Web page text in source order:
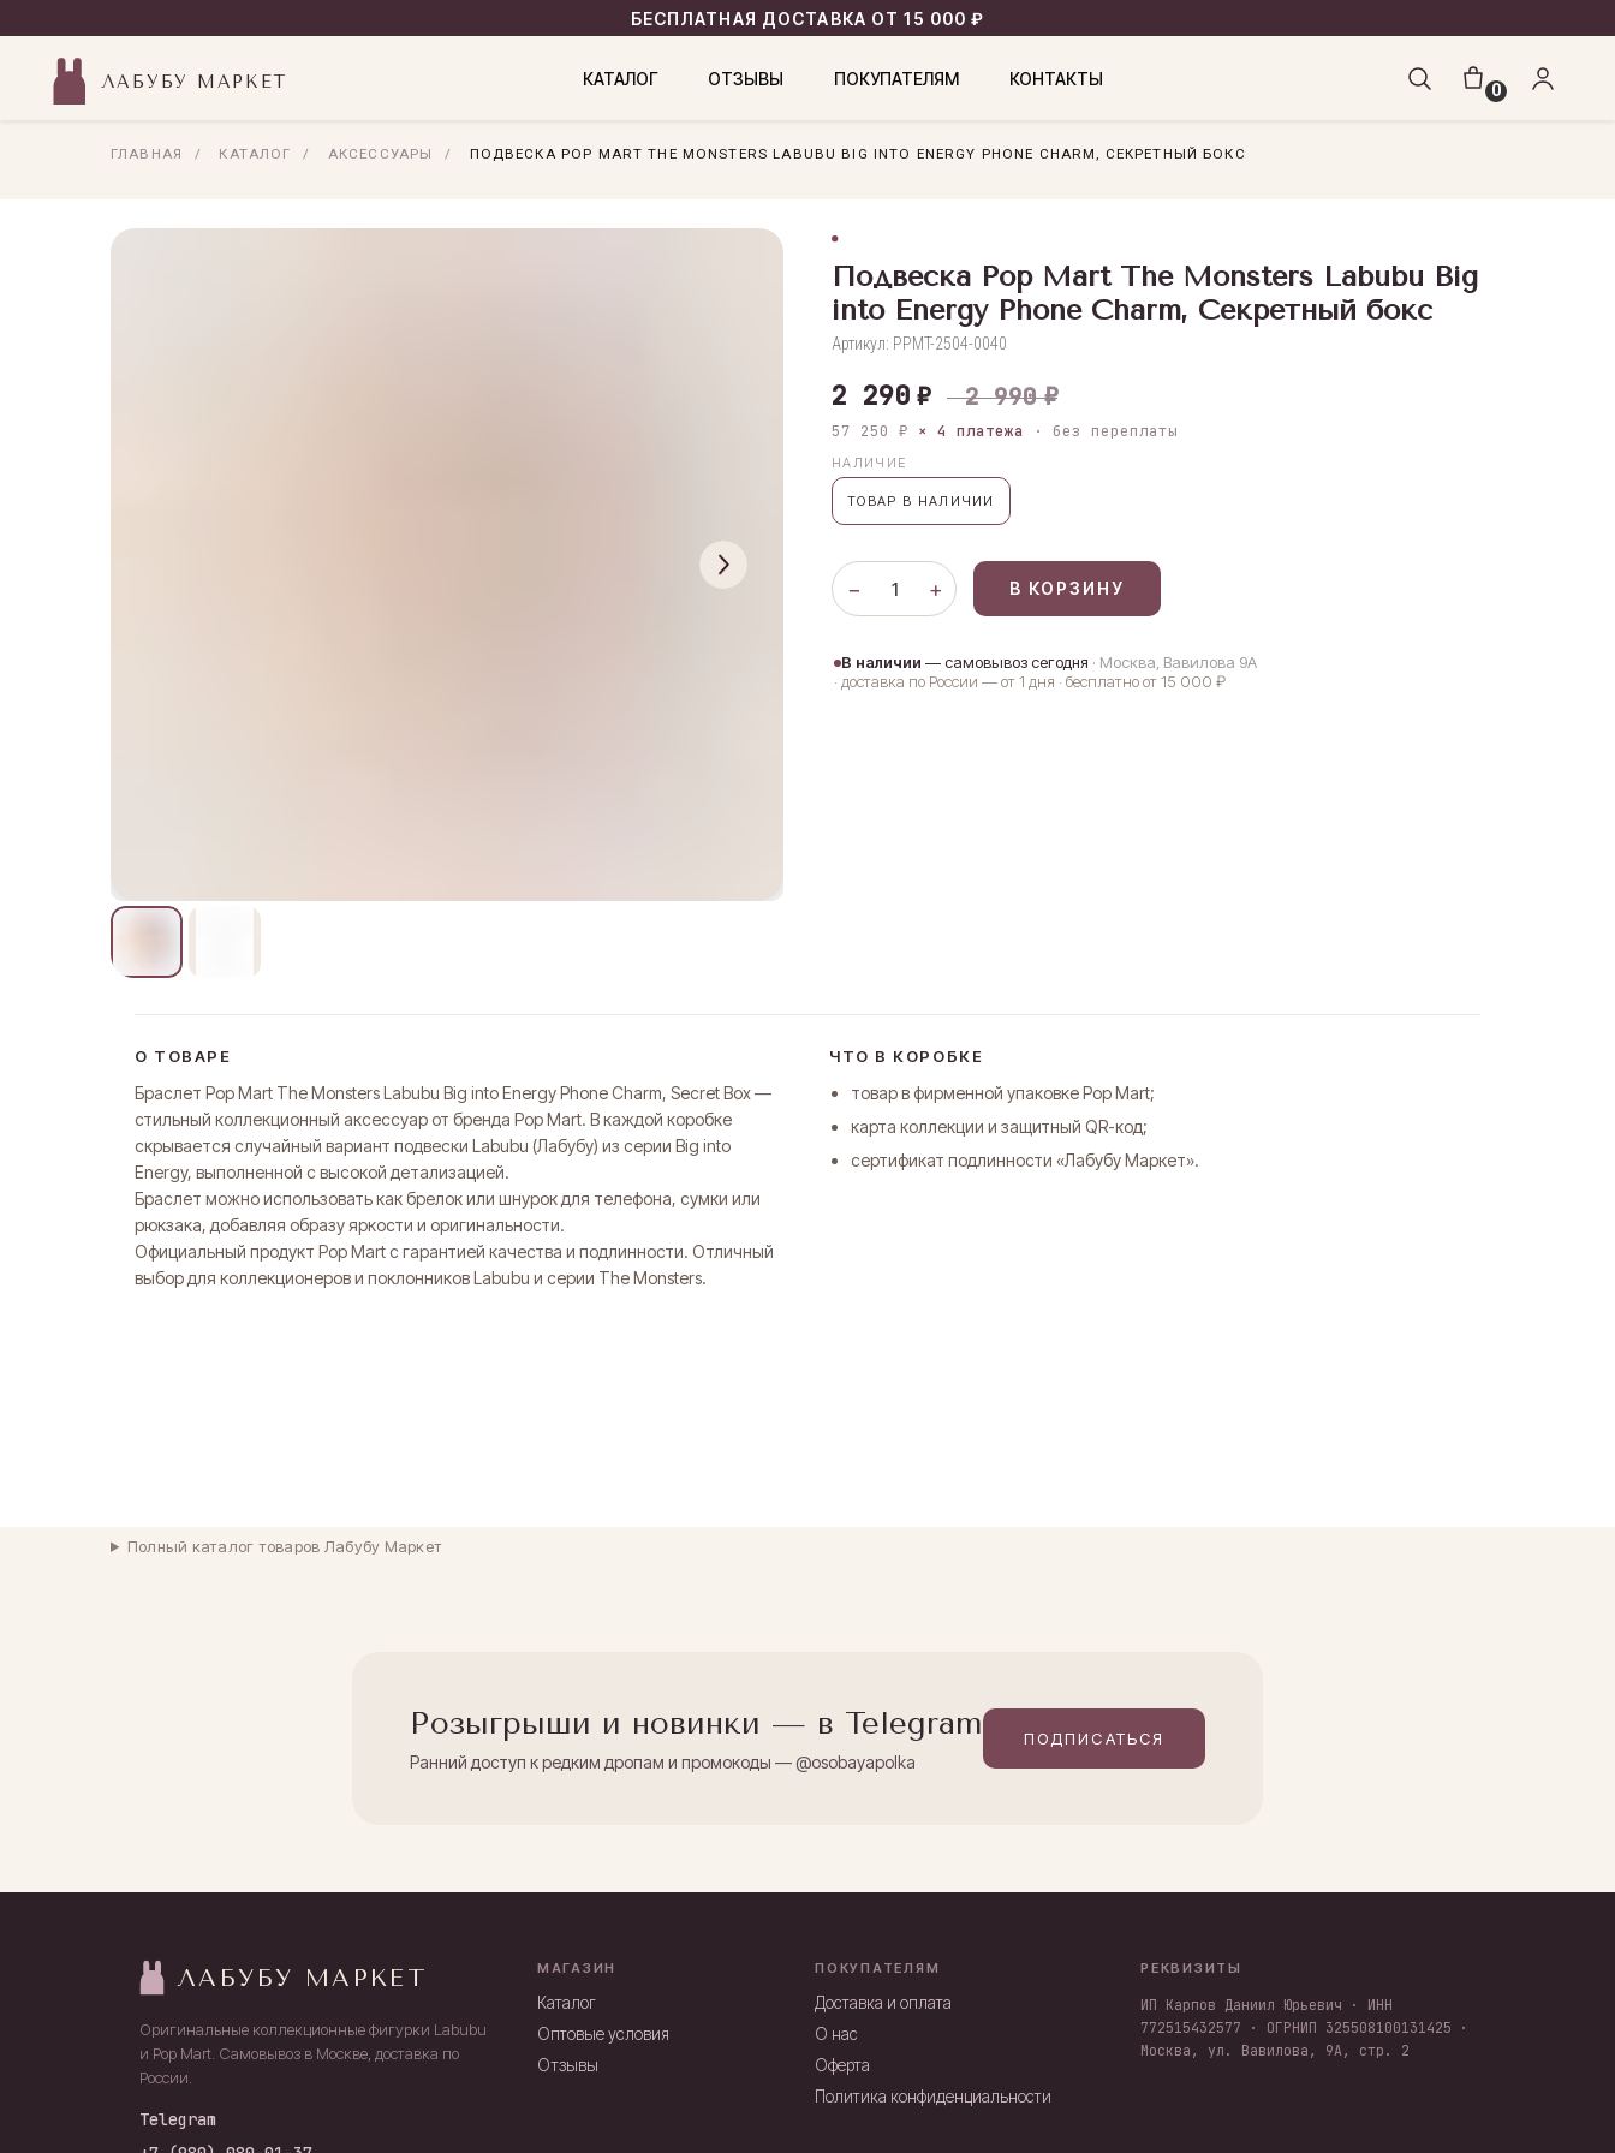
ЛАБУБУ МАРКЕТ ПОКУПАТЕЛЯМ КОНТАКТЫ
ОТЗЫВЫ
0
КАТАЛОГ
БЕСПЛАТНАЯ ДОСТАВКА ОТ 15 000 ₽
ГЛАВНАЯ / КАТАЛОГ / АКСЕССУАРЫ / ПОДВЕСКА POP MART THE MONSTERS LABUBU BIG INTO ENERGY PHONE CHARM, СЕКРЕТНЫЙ БОКС
Подвеска Pop Mart The Monsters Labubu Big
into Energy Phone Charm, Секретный бокс
Артикул: PPMT-2504-0040
2 290 ₽ 2 990 ₽
57 250 ₽ × 4 платежа · без переплаты
НАЛИЧИЕ
ТОВАР В НАЛИЧИИ
− 1 + В КОРЗИНУ
В наличии — самовывоз сегодня · Москва, Вавилова 9А
· доставка по России — от 1 дня · бесплатно от 15 000 ₽
О ТОВАРЕ
Браслет Pop Mart The Monsters Labubu Big into Energy Phone Charm, Secret Box —
стильный коллекционный аксессуар от бренда Pop Mart. В каждой коробке
скрывается случайный вариант подвески Labubu (Лабубу) из серии Big into
Energy, выполненной с высокой детализацией.
Браслет можно использовать как брелок или шнурок для телефона, сумки или
рюкзака, добавляя образу яркости и оригинальности.
Официальный продукт Pop Mart с гарантией качества и подлинности. Отличный
выбор для коллекционеров и поклонников Labubu и серии The Monsters.
ЧТО В КОРОБКЕ
товар в фирменной упаковке Pop Mart;
карта коллекции и защитный QR-код;
сертификат подлинности «Лабубу Маркет».
Полный каталог товаров Лабубу Маркет
Розыгрыши и новинки — в Telegram
Ранний доступ к редким дропам и промокоды — @osobayapolka
ПОДПИСАТЬСЯ
ЛАБУБУ МАРКЕТ
Оригинальные коллекционные фигурки Labubu
и Pop Mart. Самовывоз в Москве, доставка по
России.
Telegram
МАГАЗИН
Каталог
Оптовые условия
Отзывы
ПОКУПАТЕЛЯМ
Доставка и оплата
О нас
Оферта
Политика конфиденциальности
РЕКВИЗИТЫ
ИП Карпов Даниил Юрьевич · ИНН
772515432577 · ОГРНИП 325508100131425 ·
Москва, ул. Вавилова, 9А, стр. 2